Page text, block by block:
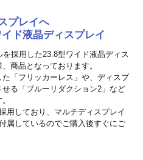
プレイへ
ド液晶ディスプレイ
採用した23.8型ワイド液晶ディス
商品となっております。
「フリッカーレス」や、ディスプ
る「ブルーリダクション2」など
用しており、マルチディスプレイ
属しているのでご購入後すぐにご